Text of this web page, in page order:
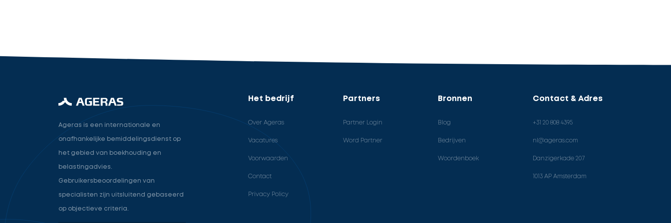
Ageras is een internationale en
onafhankelijke bemiddelingsdienst op
het gebied van boekhouding en
belastingadvies.
Gebruikersbeoordelingen van
specialisten zijn uitsluitend gebaseerd
op objectieve criteria.
Het bedrijf
Over Ageras
Vacatures
Voorwaarden
Contact
Privacy Policy
Partners
Partner Login
Word Partner
Bronnen
Blog
Bedrijven
Woordenboek
Contact & Adres
+31 20 808 4395
nl@ageras.com
Danzigerkade 207
1013 AP Amsterdam